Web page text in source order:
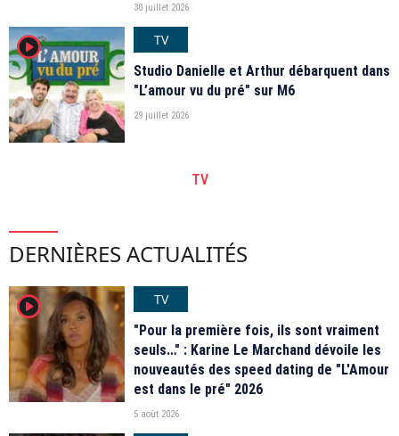
30 juillet 2026
player2
TV
Studio Danielle et Arthur débarquent dans
"L’amour vu du pré" sur M6
29 juillet 2026
TV
DERNIÈRES ACTUALITÉS
player2
TV
"Pour la première fois, ils sont vraiment
seuls…" : Karine Le Marchand dévoile les
nouveautés des speed dating de "L'Amour
est dans le pré" 2026
5 août 2026